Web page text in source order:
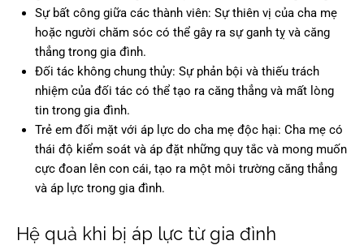
Sự bất công giữa các thành viên: Sự thiên vị của cha mẹ
hoặc người chăm sóc có thể gây ra sự ganh tỵ và căng
thẳng trong gia đình.
Đối tác không chung thủy: Sự phản bội và thiếu trách
nhiệm của đối tác có thể tạo ra căng thẳng và mất lòng
tin trong gia đình.
Trẻ em đối mặt với áp lực do cha mẹ độc hại: Cha mẹ có
thái độ kiểm soát và áp đặt những quy tắc và mong muốn
cực đoan lên con cái, tạo ra một môi trường căng thẳng
và áp lực trong gia đình.
Hệ quả khi bị áp lực từ gia đình